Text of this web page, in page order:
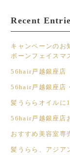
Recent
キャンペーンのお
ボーンフェイスマ
56hair戸越銀座店
56hair戸越銀座店
髪うららオイルに
56hair戸越銀座店
おすすめ美容室専
髪うらら、アジア